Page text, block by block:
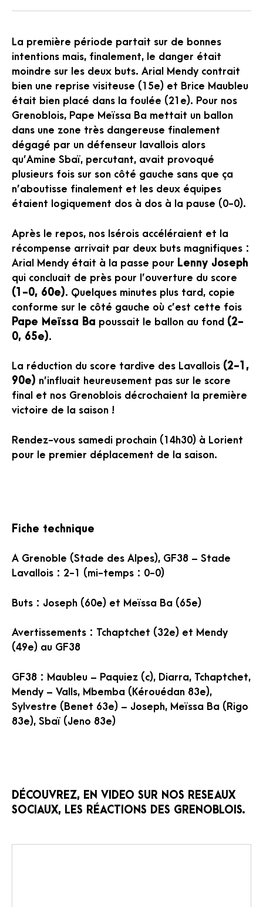
La première période partait sur de bonnes
intentions mais, finalement, le danger était
moindre sur les deux buts. Arial Mendy contrait
bien une reprise visiteuse (15e) et Brice Maubleu
était bien placé dans la foulée (21e). Pour nos
Grenoblois, Pape Meïssa Ba mettait un ballon
dans une zone très dangereuse finalement
dégagé par un défenseur lavallois alors
qu’Amine Sbaï, percutant, avait provoqué
plusieurs fois sur son côté gauche sans que ça
n’aboutisse finalement et les deux équipes
étaient logiquement dos à dos à la pause (0-0).
Après le repos, nos Isérois accéléraient et la
récompense arrivait par deux buts magnifiques :
Arial Mendy était à la passe pour Lenny Joseph
qui concluait de près pour l’ouverture du score
(1-0, 60e). Quelques minutes plus tard, copie
conforme sur le côté gauche où c’est cette fois
Pape Meïssa Ba poussait le ballon au fond (2-
0, 65e).
La réduction du score tardive des Lavallois (2-1,
90e) n’influait heureusement pas sur le score
final et nos Grenoblois décrochaient la première
victoire de la saison !
Rendez-vous samedi prochain (14h30) à Lorient
pour le premier déplacement de la saison.
Fiche technique
A Grenoble (Stade des Alpes), GF38 – Stade
Lavallois : 2-1 (mi-temps : 0-0)
Buts : Joseph (60e) et Meïssa Ba (65e)
Avertissements : Tchaptchet (32e) et Mendy
(49e) au GF38
GF38 : Maubleu – Paquiez (c), Diarra, Tchaptchet,
Mendy – Valls, Mbemba (Kérouédan 83e),
Sylvestre (Benet 63e) – Joseph, Meïssa Ba (Rigo
83e), Sbaï (Jeno 83e)
DÉCOUVREZ, EN VIDEO SUR NOS RESEAUX
SOCIAUX, LES RÉACTIONS DES GRENOBLOIS.